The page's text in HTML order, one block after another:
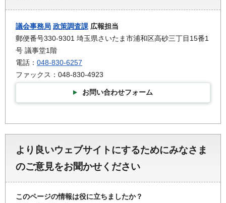
議会事務局 政策調査課 広報担当
郵便番号330-9301 埼玉県さいたま市浦和区高砂三丁目15番1
号 議事堂1階
電話： 048-830-6257
ファックス：048-830-4923
お問い合わせフォーム
より良いウェブサイトにするためにみなさま
のご意見をお聞かせください
このページの情報は役に立ちましたか？